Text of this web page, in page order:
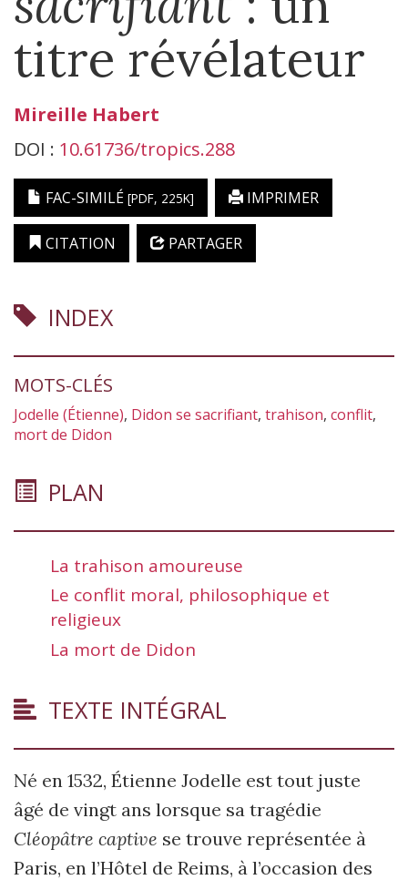
titre révélateur
Mireille Habert
DOI : 10.61736/tropics.288
FAC-SIMILÉ [PDF, 225K] IMPRIMER
CITATION PARTAGER
INDEX
MOTS-CLÉS
Jodelle (Étienne), Didon se sacrifiant, trahison, conflit,
mort de Didon
PLAN
La trahison amoureuse
Le conflit moral, philosophique et
religieux
La mort de Didon
TEXTE INTÉGRAL
Né en 1532, Étienne Jodelle est tout juste
âgé de vingt ans lorsque sa tragédie
Cléopâtre captive se trouve représentée à
Paris, en l’Hôtel de Reims, à l’occasion des